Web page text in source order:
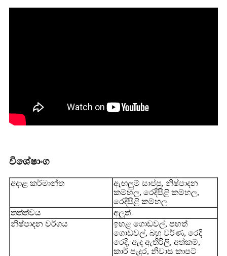
විශේෂාංග
අදාළ කර්මාන්ත
ඇඟලුම් සාප්පු, නිෂ්පාදන
කම්හල, රෙදිපිළි කම්හල,
රෙදිපිළි කම්හල
තත්ත්වය
අලුත්
නිෂ්පාදන වර්ගය
ඉහළ ගොඩවල්, පහත්
ගොඩවල්, බහු වර්ණ, රෙදි
රෙදි, ඇඳ ඇතිරිලි, අත්කම්,
කාර් පැදුර, නිවාස කාපට්